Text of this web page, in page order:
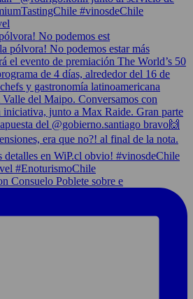
No podemos est
Consuelo Poblete sobre e